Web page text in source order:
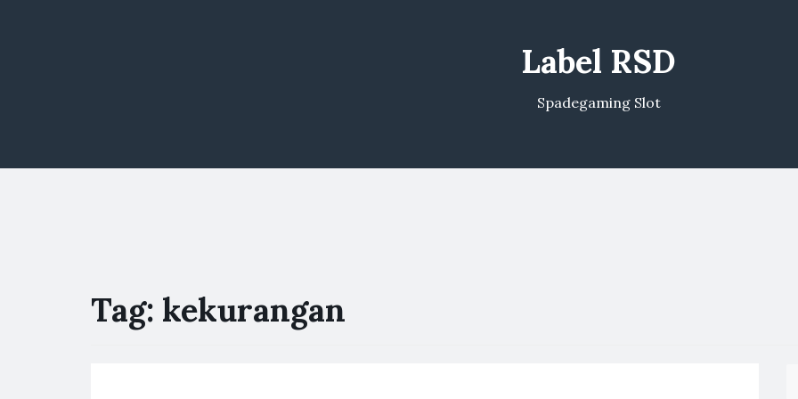
Label RSD
Spadegaming Slot
Tag: kekurangan